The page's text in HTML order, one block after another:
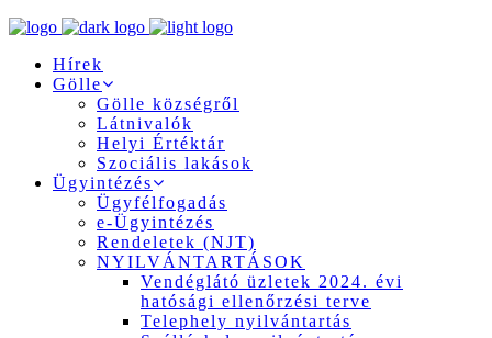
Hírek
Gölle
Gölle községről
Látnivalók
Helyi Értéktár
Szociális lakások
Ügyintézés
Ügyfélfogadás
e-Ügyintézés
Rendeletek (NJT)
NYILVÁNTARTÁSOK
Vendéglátó üzletek 2024. évi
hatósági ellenőrzési terve
Telephely nyilvántartás